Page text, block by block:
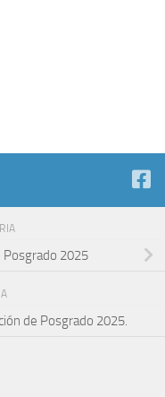
Posgrado 2025
de Posgrado 2025.